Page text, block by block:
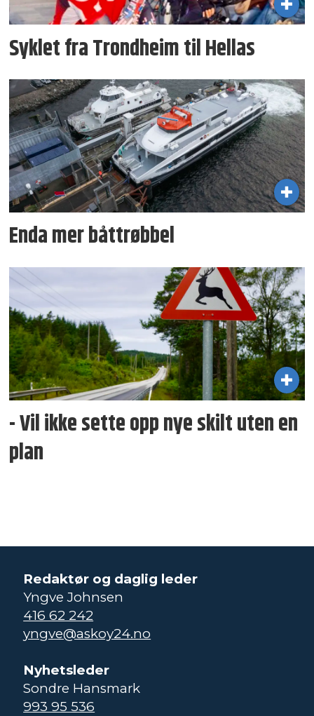
Syklet fra Trondheim til Hellas
Enda mer båttrøbbel
- Vil ikke sette opp nye skilt uten en
plan
Redaktør og daglig leder
Yngve Johnsen
416 62 242
yngve@askoy24.no
Nyhetsleder
Sondre Hansmark
993 95 536